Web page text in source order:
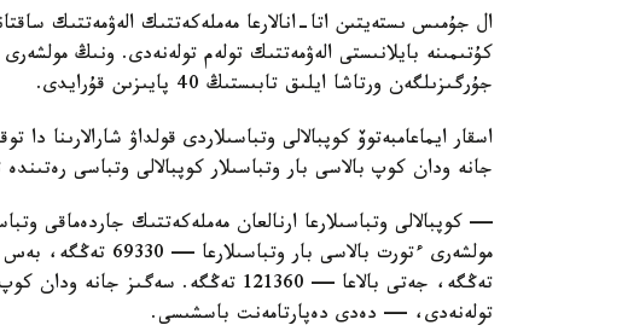
ال جۇمىس ىستەيتىن اتا-انالارعا مەملەكەتتىك الەۋمەتتىك
كۇتىمىنە بايلانىستى الەۋمەتتىك تولەم تولەنەدى. ونىڭ
جۇرگىزىلگەن ورتاشا ايلىق تابىستىڭ 40 پايىزىن قۇرايدى.
اسقار ايماعامبەتوۆ كوپبالالى وتباسىلاردى قولداۋ شارالارىنا
جانە ودان كوپ بالاسى بار وتباسىلار كوپبالالى وتباسى رەتىندە
— كوپبالالى وتباسىلارعا ارنالعان مەملەكەتتىك جاردەماقى
تولەنەدى، — دەدى دەپارتامەنت باسشىسى.